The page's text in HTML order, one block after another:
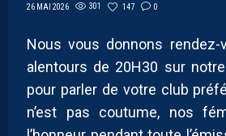
26 MAI 2026 301 147 0
Nous vous donnons rendez-
alentours de 20H30 sur notre
pour parler de votre club
n’est pas coutume, nos